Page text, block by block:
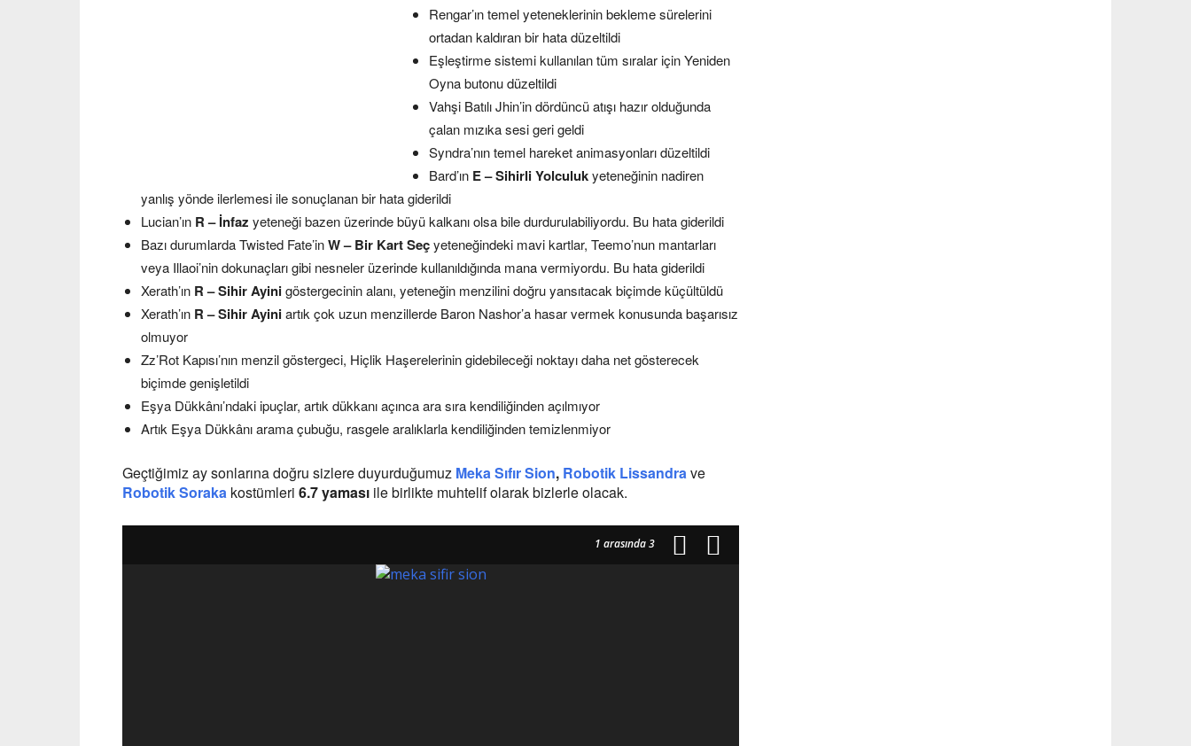
Rengar’ın temel yeteneklerinin bekleme sürelerini
ortadan kaldıran bir hata düzeltildi
Eşleştirme sistemi kullanılan tüm sıralar için Yeniden
Oyna butonu düzeltildi
Vahşi Batılı Jhin’in dördüncü atışı hazır olduğunda
çalan mızıka sesi geri geldi
Syndra’nın temel hareket animasyonları düzeltildi
Bard’ın E – Sihirli Yolculukyeteneğinin nadiren
yanlış yönde ilerlemesi ile sonuçlanan bir hata giderildi
Lucian’ın R – İnfaz yeteneği bazen üzerinde büyü kalkanı olsa bile durdurulabiliyordu. Bu hata giderildi
Bazı durumlarda Twisted Fate’inW – Bir Kart Seçyeteneğindeki mavi kartlar, Teemo’nun mantarları
veya Illaoi’nin dokunaçları gibi nesneler üzerinde kullanıldığında mana vermiyordu. Bu hata giderildi
Xerath’ın R – Sihir Ayinigöstergecinin alanı, yeteneğin menzilini doğru yansıtacak biçimde küçültüldü
Xerath’ın R – Sihir Ayiniartık çok uzun menzillerde Baron Nashor’a hasar vermek konusunda başarısız
olmuyor
Zz’Rot Kapısı’nın menzil göstergeci, Hiçlik Haşerelerinin gidebileceği noktayı daha net gösterecek
biçimde genişletildi
Eşya Dükkânı’ndaki ipuçlar, artık dükkanı açınca ara sıra kendiliğinden açılmıyor
Artık Eşya Dükkânı arama çubuğu, rasgele aralıklarla kendiliğinden temizlenmiyor
Geçtiğimiz ay sonlarına doğru sizlere duyurduğumuz Meka Sıfır Sion, Robotik Lissandrave
Robotik Soraka kostümleri 6.7 yaması ile birlikte muhtelif olarak bizlerle olacak.
1 arasında 3